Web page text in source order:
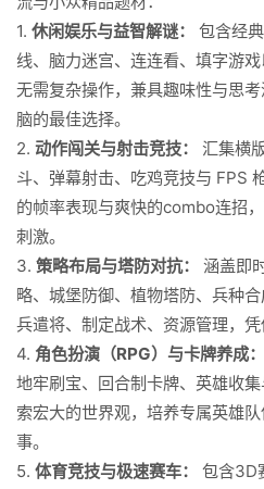
1. 休闲娱乐与益智解谜：
包含经
线、脑力迷宫、连连看、填字游
无需复杂操作，兼具趣味性与思
脑的最佳选择。
2. 动作闯关与射击竞技：
汇集横
斗、弹幕射击、吃鸡竞技与 FPS
的帧率表现与爽快的combo连招
刺激。
3. 策略布局与塔防对抗：
涵盖即
略、城堡防御、植物塔防、兵种
兵遣将、制定战术、资源管理，凭
4. 角色扮演（RPG）与卡牌养成：
地牢刷宝、回合制卡牌、英雄收
索宏大的世界观，培养专属英雄
事。
5. 体育竞技与极速赛车：
包含3D